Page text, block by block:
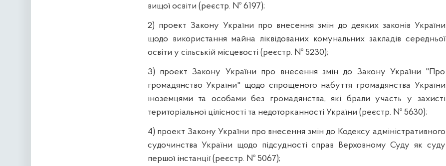
вищої освіти (реєстр. № 6197);
2) проект Закону України про внесення змін до деяких законів України
щодо використання майна ліквідованих комунальних закладів середньої
освіти у сільській місцевості (реєстр. № 5230);
3) проект Закону України про внесення змін до Закону України "Про
громадянство України" щодо спрощеного набуття громадянства України
іноземцями та особами без громадянства, які брали участь у захисті
територіальної цілісності та недоторканності України (реєстр. № 5630);
4) проект Закону України про внесення змін до Кодексу адміністративного
судочинства України щодо підсудності справ Верховному Суду як суду
першої інстанції (реєстр. № 5067);